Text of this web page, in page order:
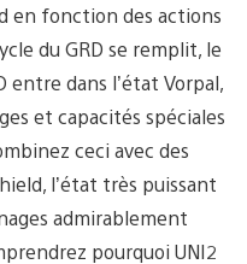
en fonction des actions
du GRD se remplit, le
entre dans l’état Vorpal,
et capacités spéciales
ceci avec des
l’état très puissant
admirablement
pourquoi UNI2